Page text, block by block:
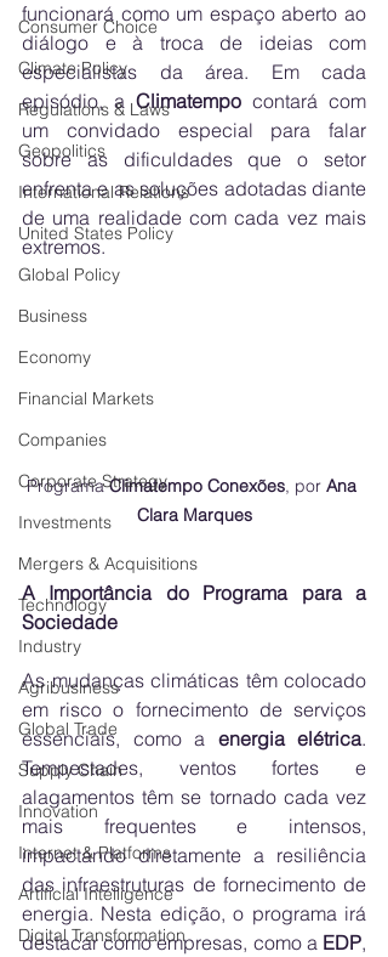
Consumer Choice
Climate Policy
Regulations & Laws
Geopolitics
International Relations
United States Policy
Global Policy
Business
Economy
Financial Markets
Companies
Corporate Strategy
Investments
Mergers & Acquisitions
Technology
Industry
Agribusiness
Global Trade
Supply Chain
Innovation
Internet & Platforms
Artificial Intelligence
Digital Transformation
funcionará como um espaço aberto ao
diálogo e à troca de ideias com
especialistas da área. Em cada
episódio, a Climatempo contará com
um convidado especial para falar
sobre as dificuldades que o setor
enfrenta e as soluções adotadas diante
de uma realidade com cada vez mais
extremos.
Programa Climatempo Conexões, por Ana
Clara Marques
A Importância do Programa para a
Sociedade
As mudanças climáticas têm colocado
em risco o fornecimento de serviços
essenciais, como a energia elétrica.
Tempestades, ventos fortes e
alagamentos têm se tornado cada vez
mais frequentes e intensos,
impactando diretamente a resiliência
das infraestruturas de fornecimento de
energia. Nesta edição, o programa irá
destacar como empresas, como a EDP,